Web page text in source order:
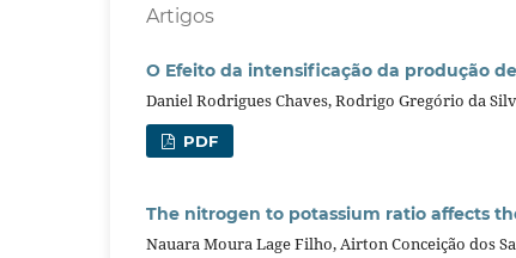
Artigos
O Efeito da intensificação da produção
Daniel Rodrigues Chaves, Rodrigo Gregório da
PDF
The nitrogen to potassium ratio affects
Nauara Moura Lage Filho, Airton Conceição dos